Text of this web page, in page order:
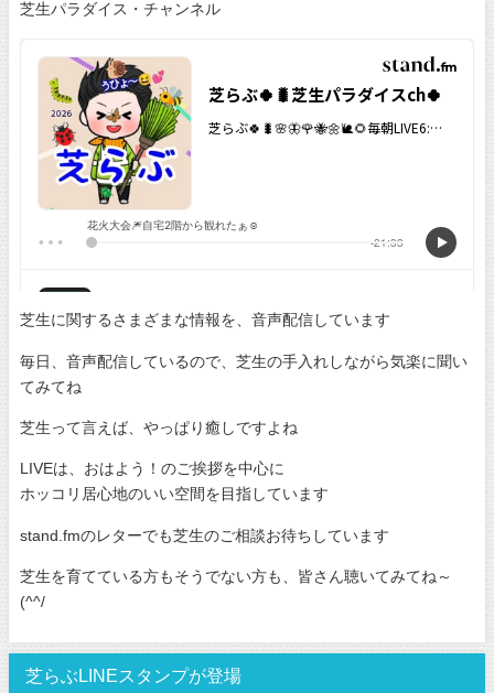
芝生パラダイス・チャンネル
芝生に関するさまざまな情報を、音声配信しています
毎日、音声配信しているので、芝生の手入れしながら気楽に聞い
てみてね
芝生って言えば、やっぱり癒しですよね
LIVEは、おはよう！のご挨拶を中心に
ホッコリ居心地のいい空間を目指しています
stand.fmのレターでも芝生のご相談お待ちしています
芝生を育てている方もそうでない方も、皆さん聴いてみてね～
(^^/
芝らぶLINEスタンプが登場